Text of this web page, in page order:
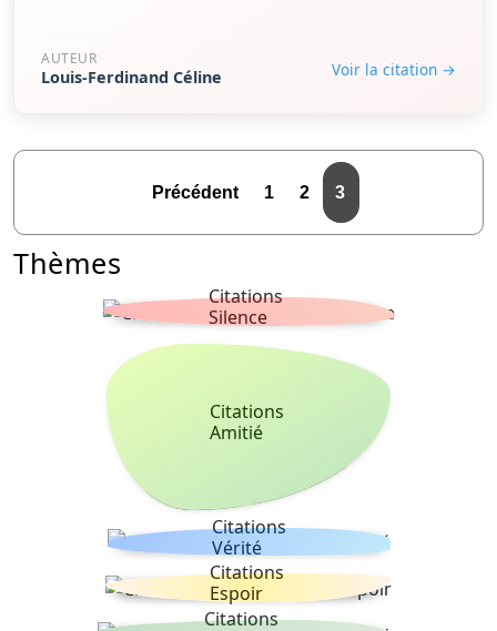
AUTEUR
Louis-Ferdinand Céline Voir la citation →
Précédent 1 2 3
Thèmes
Citations
Silence
Citations
Amitié
Citations
Vérité
Citations
Espoir
Citations